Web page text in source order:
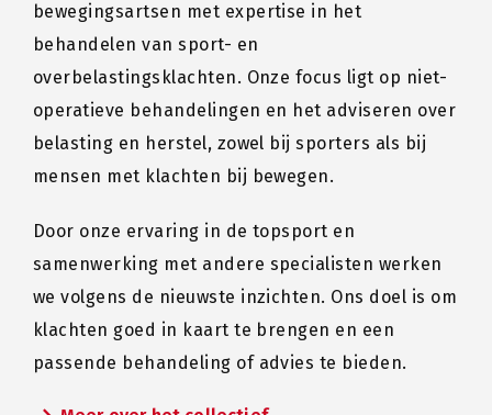
bewegingsartsen met expertise in het
behandelen van sport- en
overbelastingsklachten. Onze focus ligt op niet-
operatieve behandelingen en het adviseren over
belasting en herstel, zowel bij sporters als bij
mensen met klachten bij bewegen.
Door onze ervaring in de topsport en
samenwerking met andere specialisten werken
we volgens de nieuwste inzichten. Ons doel is om
klachten goed in kaart te brengen en een
passende behandeling of advies te bieden.